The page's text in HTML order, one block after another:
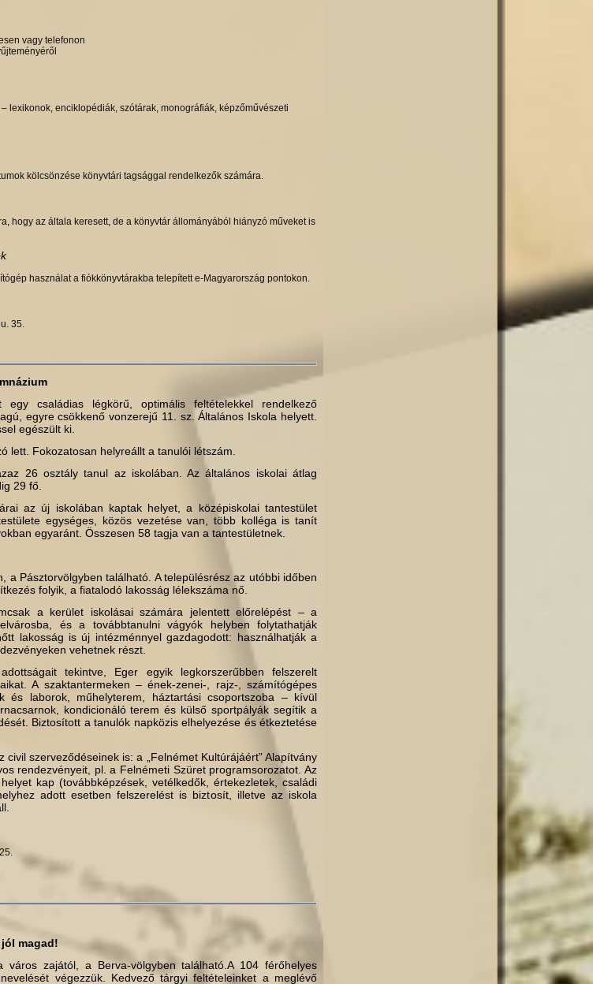
vagy telefonon
lexikonok, enciklopédiák, szótárak, monográfiák, képzőművészeti
kölcsönzése könyvtári tagsággal rendelkezők számára.
hogy az általa keresett, de a könyvtár állományából hiányzó műveket is
használat a fiókkönyvtárakba tele­pített e-Magyarország pontokon.
35.
egy családias légkörű, optimális feltételekkel rendelkező
egyre csökkenő vonzerejű 11. sz. Általános Iskola helyett.
egészült ki.
lett. Fokozatosan helyreállt a tanulói lét­szám.
26 osztály tanul az iskolában. Az általános iskolai átlag
29 fő.
az új iskolában kaptak helyet, a középiskolai tantestület
egységes, közös vezetése van, több kolléga is tanít
egyaránt. Összesen 58 tagja van a tantestületnek.
a Pásztorvölgyben található. A telepü­lésrész az utóbbi időben
folyik, a fiatalo­dó lakosság lélekszáma nő.
a kerület iskolásai számára jelentett előre­lépést – a
és a továbbtanulni vágyók hely­ben folytathatják
lakosság is új intézménnyel gazdagodott: használhatják a
ve­hetnek részt.
tekintve, Eger egyik legkorszerűbben felszerelt
A szaktantermeken – ének-zenei-, rajz-, számítógépes
és laborok, műhelyterem, háztartási csoportszoba – kívül
kondi­cionáló terem és külső sportpályák segítik a
Biztosított a tanulók napközis elhelyezése és étkeztetése
szerveződéseinek is: a „Felnémet Kultúrájáért” Alapítvány
rendezvényeit, pl. a Felnémeti Szüret programsorozatot. Az
kap (továbbképzések, vetélkedők, értekezletek, családi
adott esetben felszerelést is biztosít, illetve az iskola
magad!
zajától, a Berva-völgyben található.A 104 férőhelyes
végezzük. Kedvező tárgyi feltételeinket a meglévő